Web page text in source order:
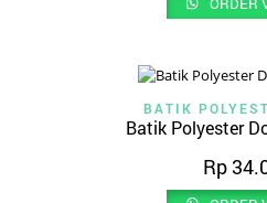
BATIK
Batik Polyester
Rp